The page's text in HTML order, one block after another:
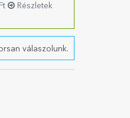
Részletek
válaszolunk.